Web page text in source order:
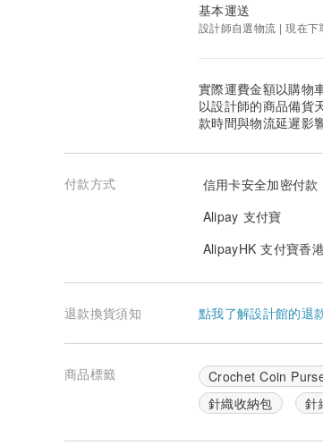
基本運送
設計師自選物流 | 現在
實際運費金額以購物
以設計師的商品備貨
款時間與物流延遲影響
付款方式
信用卡安全加密付款
Alipay 支付寶
AlipayHK 支付寶香
退款換貨須知 點我了解設計館的退
商品標籤 Crochet Coin
針織收納包
針